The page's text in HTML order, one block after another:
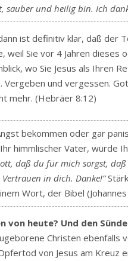
sauber und heilig bin. Ich
ist definitiv klar, daß der
weil Sie vor 4 Jahren
wo Sie Jesus als Ihren
und vergessen.
mehr. (Hebräer 8:12)
bekommen oder gar
himmlischer Vater, würde
daß du für mich sorgst,
in dich. Danke!“
Wort, der Bibel
von heute? Und den
Christen ebenfalls
von Jesus am